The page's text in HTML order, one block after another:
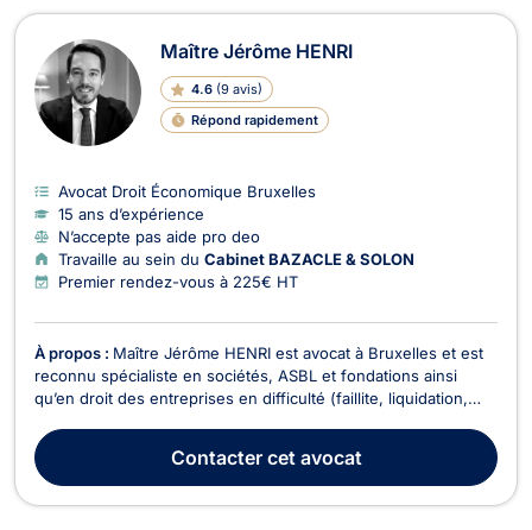
Maître Jérôme HENRI
4.6 (9 avis)
Répond rapidement
Avocat Droit Économique Bruxelles
15 ans d’expérience
N’accepte pas aide pro deo
Travaille au sein du Cabinet BAZACLE & SOLON
Premier rendez-vous à 225€ HT
À propos : Maître Jérôme HENRI est avocat à Bruxelles et est
reconnu spécialiste en sociétés, ASBL et fondations ainsi
qu’en droit des entreprises en difficulté (faillite, liquidation,
grande expertise en matière de responsabilité des
administrateurs de sociétés, ASBL et fondat...
Contactercet avocat